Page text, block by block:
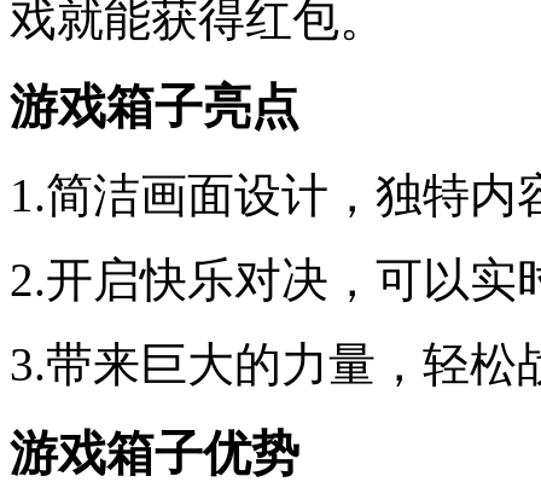
戏就能获得红包。
游戏箱子亮点
1.简洁画面设计，独特内
2.开启快乐对决，可以实
3.带来巨大的力量，轻松
游戏箱子优势